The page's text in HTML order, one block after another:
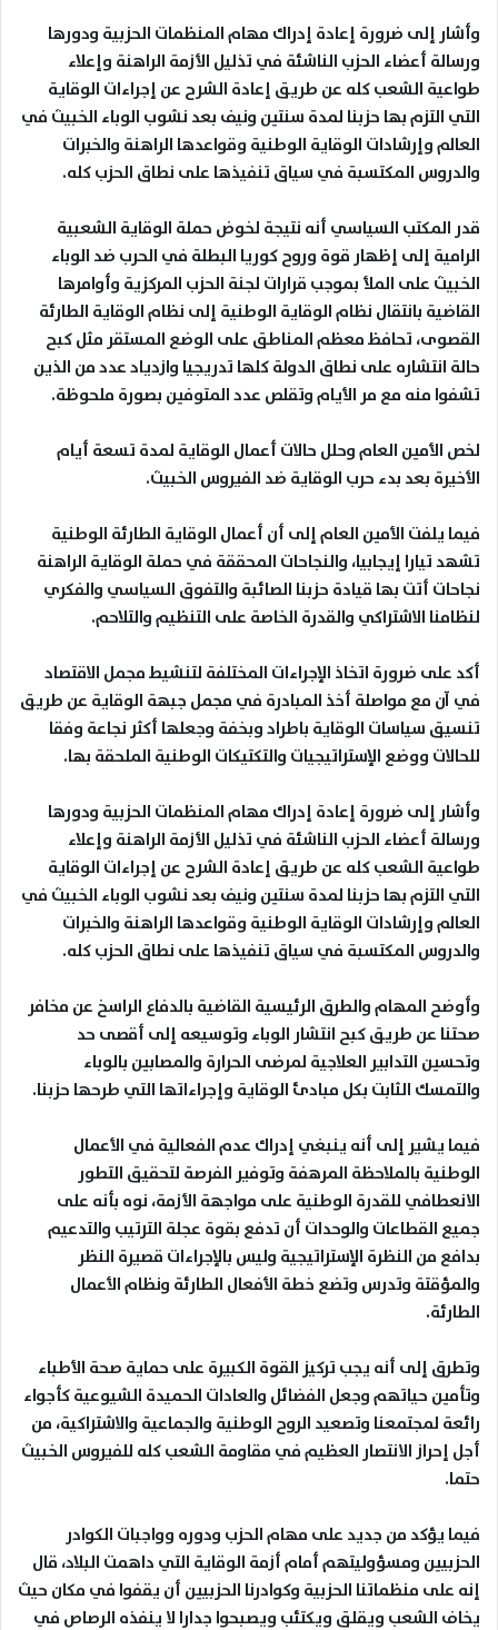
وأشار إلى ضرورة إعادة إدراك مهام المنظمات الحزبية ودورها
ورسالة أعضاء الحزب الناشئة في تذليل الأزمة الراهنة وإعلاء
طواعية الشعب كله عن طريق إعادة الشرح عن إجراءات الوقاية
التي التزم بها حزبنا لمدة سنتين ونيف بعد نشوب الوباء الخبيث في
العالم وإرشادات الوقاية الوطنية وقواعدها الراهنة والخبرات
والدروس المكتسبة في سياق تنفيذها على نطاق الحزب كله.
قدر المكتب السياسي أنه نتيجة لخوض حملة الوقاية الشعبية
الرامية إلى إظهار قوة وروح كوريا البطلة في الحرب ضد الوباء
الخبيث على الملأ بموجب قرارات لجنة الحزب المركزية وأوامرها
القاضية بانتقال نظام الوقاية الوطنية إلى نظام الوقاية الطارئة
القصوى، تحافظ معظم المناطق على الوضع المستقر مثل كبح
حالة انتشاره على نطاق الدولة كلها تدريجيا وازدياد عدد من الذين
تشفوا منه مع مر الأيام وتقلص عدد المتوفين بصورة ملحوظة.
لخص الأمين العام وحلل حالات أعمال الوقاية لمدة تسعة أيام
الأخيرة بعد بدء حرب الوقاية ضد الفيروس الخبيث.
فيما يلفت الأمين العام إلى أن أعمال الوقاية الطارئة الوطنية
تشهد تيارا إيجابيا، والنجاحات المحققة في حملة الوقاية الراهنة
نجاحات أتت بها قيادة حزبنا الصائبة والتفوق السياسي والفكري
لنظامنا الاشتراكي والقدرة الخاصة على التنظيم والتلاحم.
أكد على ضرورة اتخاذ الإجراءات المختلفة لتنشيط مجمل الاقتصاد
في آن مع مواصلة أخذ المبادرة في مجمل جبهة الوقاية عن طريق
تنسيق سياسات الوقاية باطراد وبخفة وجعلها أكثر نجاعة وفقا
للحالات ووضع الإستراتيجيات والتكتيكات الوطنية الملحقة بها.
وأشار إلى ضرورة إعادة إدراك مهام المنظمات الحزبية ودورها
ورسالة أعضاء الحزب الناشئة في تذليل الأزمة الراهنة وإعلاء
طواعية الشعب كله عن طريق إعادة الشرح عن إجراءات الوقاية
التي التزم بها حزبنا لمدة سنتين ونيف بعد نشوب الوباء الخبيث في
العالم وإرشادات الوقاية الوطنية وقواعدها الراهنة والخبرات
والدروس المكتسبة في سياق تنفيذها على نطاق الحزب كله.
وأوضح المهام والطرق الرئيسية القاضية بالدفاع الراسخ عن مخافر
صحتنا عن طريق كبح انتشار الوباء وتوسيعه إلى أقصى حد
وتحسين التدابير العلاجية لمرضى الحرارة والمصابين بالوباء
والتمسك الثابت بكل مبادئ الوقاية وإجراءاتها التي طرحها حزبنا.
فيما يشير إلى أنه ينبغي إدراك عدم الفعالية في الأعمال
الوطنية بالملاحظة المرهفة وتوفير الفرصة لتحقيق التطور
الانعطافي للقدرة الوطنية على مواجهة الأزمة، نوه بأنه على
جميع القطاعات والوحدات أن تدفع بقوة عجلة الترتيب والتدعيم
بدافع من النظرة الإستراتيجية وليس بالإجراءات قصيرة النظر
والمؤقتة وتدرس وتضع خطة الأفعال الطارئة ونظام الأعمال
الطارئة.
وتطرق إلى أنه يجب تركيز القوة الكبيرة على حماية صحة الأطباء
وتأمين حياتهم وجعل الفضائل والعادات الحميدة الشيوعية كأجواء
رائعة لمجتمعنا وتصعيد الروح الوطنية والجماعية والاشتراكية، من
أجل إحراز الانتصار العظيم في مقاومة الشعب كله للفيروس الخبيث
حتما.
فيما يؤكد من جديد على مهام الحزب ودوره وواجبات الكوادر
الحزبيين ومسؤوليتهم أمام أزمة الوقاية التي داهمت البلاد، قال
إنه على منظماتنا الحزبية وكوادرنا الحزبيين أن يقفوا في مكان حيث
يخاف الشعب ويقلق ويكتئب ويصبحوا جدارا لا ينفذه الرصاص في